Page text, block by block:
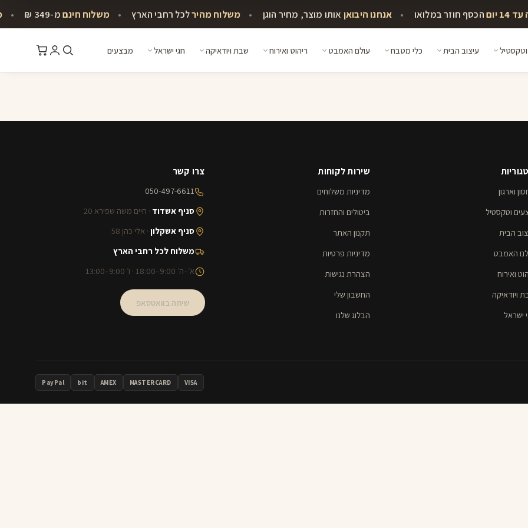
יום הכסף חוזר במלואו • אנחנו היבואן אותו מוצר, מחיר הוגן • משלוח מהירלכל רחבי הארץ • משלוח חינםמ-349 ₪ •
עיצוב הבית כלי מטבח עולם האמבט ריהוט ואירוח שבת ויודאיקה חגי ישראל מבצעים
וארגון
וטקסטיל
הבית
האמבט
ואירוח
ויודאיקה
ישראל
שירות לקוחות
מדיניות משלוחים
ביטולים והחזרות
תקנון האתר
מדיניות פרטיות
הצהרת נגישות
החשבון שלי
הבלוג שלנו
צרו קשר
050-497-6611
סניף אשדוד · חיים משה שפירא 20
סניף אשקלון · אלי כהן 58
משלוח לכל רחבי הארץ
א׳–ה׳ 9:00–18:00 · ו׳ 9:00–13:00
שיחה בוואטסאפ
VISA
MASTERCARD
AMEX
bit
PayPal